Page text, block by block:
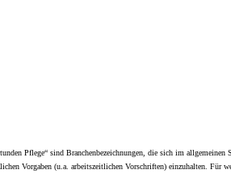
Pflege“ sind Branchenbezeichnungen, die sich im
Vorgaben (u.a. arbeitszeitlichen Vorschriften) einzuhalten.